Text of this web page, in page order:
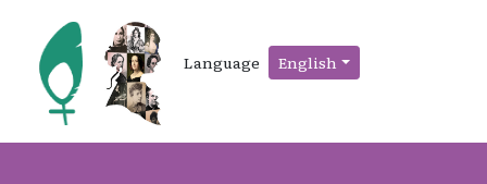
Language English